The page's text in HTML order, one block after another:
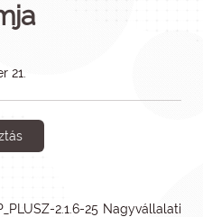
21.
2.1.6-25 Nagyvállalati